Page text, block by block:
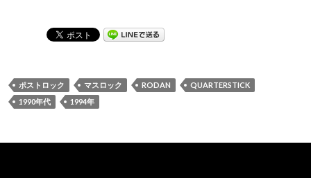
ポストロック マスロック RODAN
QUARTERSTICK
1990年代
1994年